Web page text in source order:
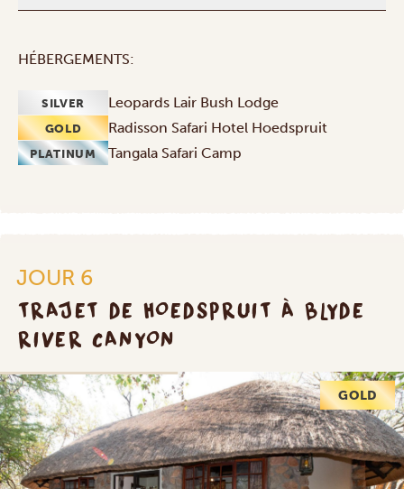
HÉBERGEMENTS:
SILVER Leopards Lair Bush Lodge
GOLD Radisson Safari Hotel Hoedspruit
PLATINUM Tangala Safari Camp
JOUR 6
TRAJET DE HOEDSPRUIT À BLYDE
RIVER CANYON
GOLD